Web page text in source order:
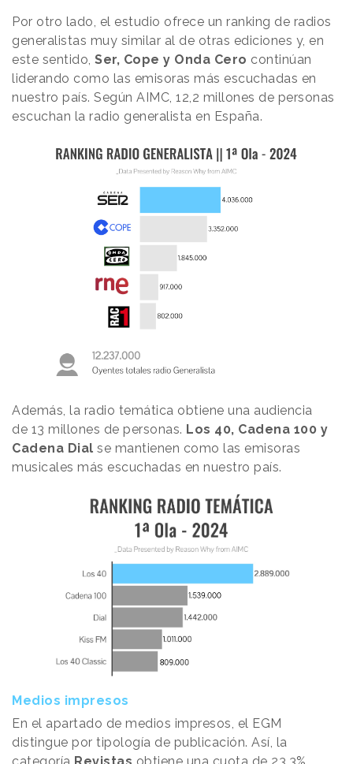
Por otro lado, el estudio ofrece un ranking de radios
generalistas muy similar al de otras ediciones y, en
este sentido, Ser, Cope y Onda Cero continúan
liderando como las emisoras más escuchadas en
nuestro país. Según AIMC, 12,2 millones de personas
escuchan la radio generalista en España.
Además, la radio temática obtiene una audiencia
de 13 millones de personas. Los 40, Cadena 100 y
Cadena Dial se mantienen como las emisoras
musicales más escuchadas en nuestro país.
Medios impresos
En el apartado de medios impresos, el EGM
distingue por tipología de publicación. Así, la